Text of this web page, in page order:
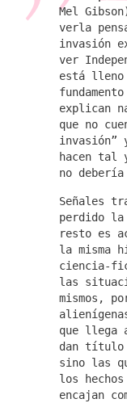
Mel
verla
invasión
ver
está
explican
que no
invasión”
hacen tal
no
Señales
perdido
resto es
la misma
ciencia-
las
mismos,
que llega
dan título
sino las
los
encajan